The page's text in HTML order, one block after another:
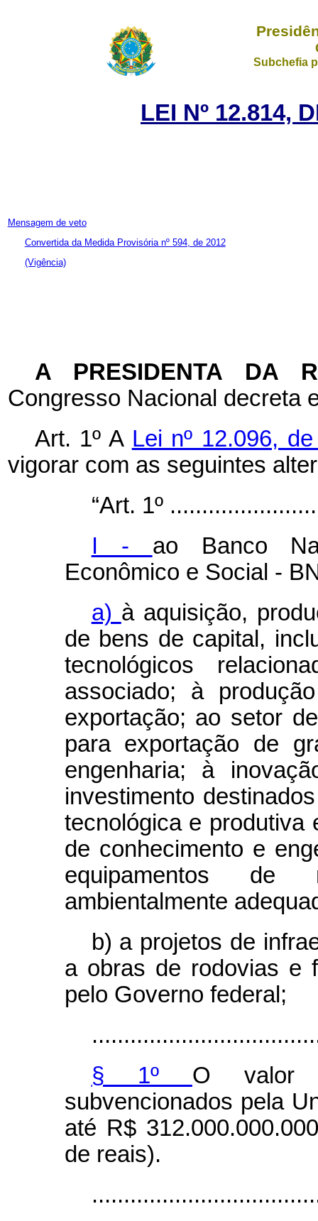
Subchefia
LEI Nº 12.814,
Mensagem de veto
Convertida da Medida Provisória nº 594, de 2012
(Vigência)
A PRESIDENTA DA
Congresso Nacional decreta
Art. 1º A Lei nº 12.096,
vigorar com as seguintes
“Art. 1º
I - ao Banco
Econômico e Social -
a) à aquisição,
de bens de capital,
tecnológicos
associado; à
exportação; ao setor
para exportação de
engenharia; à
investimento
tecnológica e produtiva
de conhecimento e
equipamentos de
ambientalmente
b) a projetos de
a obras de rodovias e
pelo Governo federal;
§ 1º O valor
subvencionados pela
até R$
de reais).